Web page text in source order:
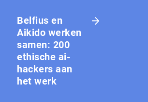
Belfius en
Aikido werken
samen: 200
ethische ai-
hackers aan
het werk